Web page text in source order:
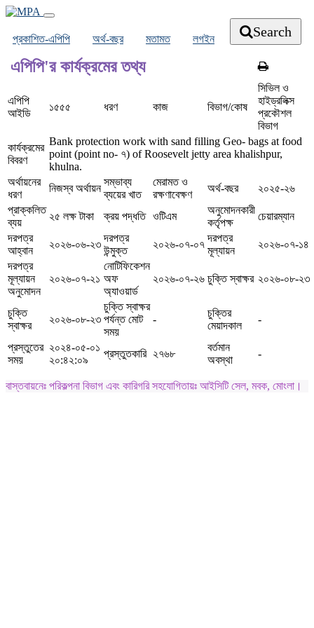
প্রকাশিত-এপিপি অর্থ-বছর মতামত লগইন
Search
এপিপি'র কার্যক্রমের তথ্য
এপিপি
আইডি
১৫৫৫ ধরণ কাজ বিভাগ/কোষ
সিভিল ও
হাইড্রলিক্স
প্রকৌশল
বিভাগ
কার্যক্রমের
বিবরণ
Bank protection work with sand filling Geo- bags at food
point (point no- ৭) of Roosevelt jetty area khalishpur,
khulna.
অর্থায়নের
ধরণ
নিজস্ব অর্থায়ন
সম্ভাব্য
ব্যয়ের খাত
মেরামত ও
রক্ষণাবেক্ষণ
অর্থ-বছর
২০২৫-২৬
প্রাক্কলিত
ব্যয়
২৫ লক্ষ টাকা ক্রয় পদ্ধতি ওটিএম
অনুমোদনকারী
কর্তৃপক্ষ
চেয়ারম্যান
দরপত্র
আহ্বান
২০২৬-০৬-২৩
দরপত্র
উন্মুক্ত
২০২৬-০৭-০৭
দরপত্র
মূল্যায়ন
২০২৬-০৭-১৪
দরপত্র
মূল্যায়ন
অনুমোদন
২০২৬-০৭-২১
নোটিফিকেশন
অফ
অ্যাওয়ার্ড
২০২৬-০৭-২৬ চুক্তি স্বাক্ষর ২০২৬-০৮-২৩
চুক্তি
স্বাক্ষর
২০২৬-০৮-২৩
চুক্তি স্বাক্ষর
পর্যন্ত মোট
সময়
-
চুক্তির
মেয়াদকাল
-
প্রস্তুতের
সময়
২০২৪-০৫-০১
২০:৪২:০৯
প্রস্তুতকারি ২৭৬৮
বর্তমান
অবস্থা
-
বাস্তবায়নেঃ পরিকল্পনা বিভাগ এবং কারিগরি সহযোগিতায়ঃ আইসিটি সেল, মবক, মোংলা।